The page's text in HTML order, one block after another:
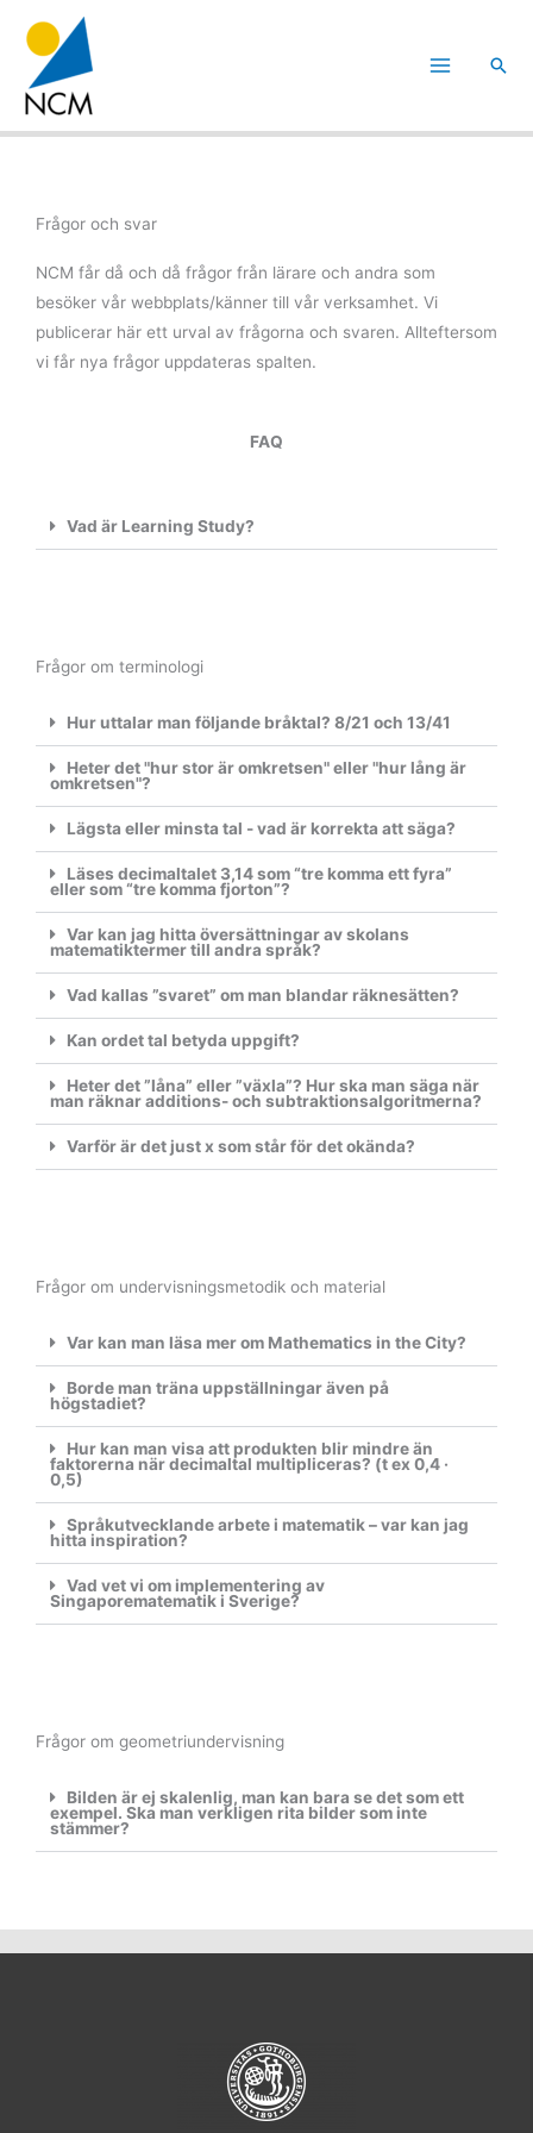
innehåll
Sök
Frågor och svar
NCM får då och då frågor från lärare och andra som
besöker vår webbplats/känner till vår verksamhet. Vi
publicerar här ett urval av frågorna och svaren. Allteftersom
vi får nya frågor uppdateras spalten.
FAQ
Vad är Learning Study?
Frågor om terminologi
Hur uttalar man följande bråktal? 8/21 och 13/41
Heter det "hur stor är omkretsen" eller "hur lång är
omkretsen"?
Lägsta eller minsta tal - vad är korrekta att säga?
Läses decimaltalet 3,14 som “tre komma ett fyra”
eller som “tre komma fjorton”?
Var kan jag hitta översättningar av skolans
matematiktermer till andra språk?
Vad kallas ”svaret” om man blandar räknesätten?
Kan ordet tal betyda uppgift?
Heter det ”låna” eller ”växla”? Hur ska man säga när
man räknar additions- och subtraktionsalgoritmerna?
Varför är det just x som står för det okända?
Frågor om undervisningsmetodik och material
Var kan man läsa mer om Mathematics in the City?
Borde man träna uppställningar även på
högstadiet?
Hur kan man visa att produkten blir mindre än
faktorerna när decimaltal multipliceras? (t ex 0,4 ·
0,5)
Språkutvecklande arbete i matematik – var kan jag
hitta inspiration?
Vad vet vi om implementering av
Singaporematematik i Sverige?
Frågor om geometriundervisning
Bilden är ej skalenlig, man kan bara se det som ett
exempel. Ska man verkligen rita bilder som inte
stämmer?